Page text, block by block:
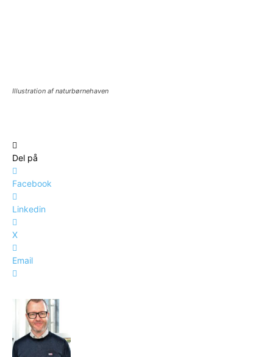
Illustration af naturbørnehaven
Del på
Facebook
Linkedin
X
Email